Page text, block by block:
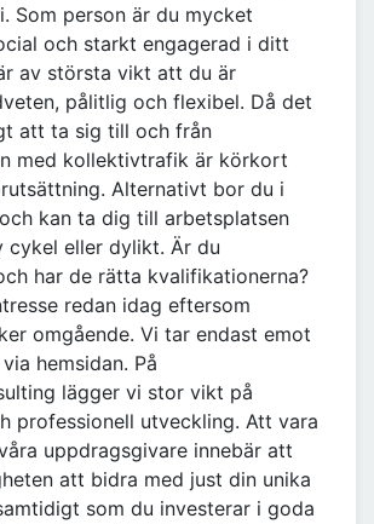
Som person är du mycket
och starkt engagerad i ditt
av största vikt att du är
pålitlig och flexibel. Då det
att ta sig till och från
med kollektivtrafik är körkort
Alternativt bor du i
kan ta dig till arbetsplatsen
cykel eller dylikt. Är du
har de rätta kvalifikationerna?
redan idag eftersom
omgående. Vi tar endast emot
hemsidan. På
lägger vi stor vikt på
professionell utveckling. Att vara
uppdragsgivare innebär att
att bidra med just din unika
som du investerar i goda